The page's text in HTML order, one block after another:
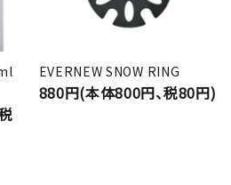
EVERNEW SNOW RING
880円(本体800円、税80円)